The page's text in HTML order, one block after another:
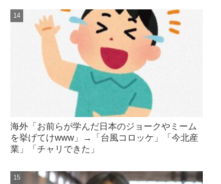
海外「お前らが学んだ日本のジョークやミーム
を挙げてけwww」→「台風コロッケ」「今北産
業」「チャリできた」